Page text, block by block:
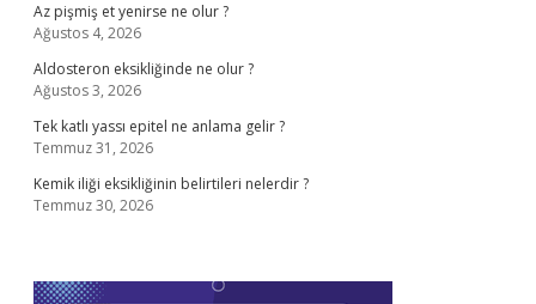
Az pişmiş et yenirse ne olur ?
Ağustos 4, 2026
Aldosteron eksikliğinde ne olur ?
Ağustos 3, 2026
Tek katlı yassı epitel ne anlama gelir ?
Temmuz 31, 2026
Kemik iliği eksikliğinin belirtileri nelerdir ?
Temmuz 30, 2026